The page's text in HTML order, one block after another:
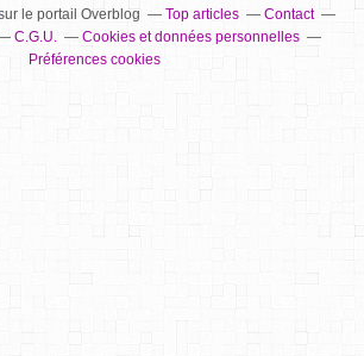
le portail Overblog Top articles
Contact
C.G.U.
Cookies et données personnelles
Préférences cookies